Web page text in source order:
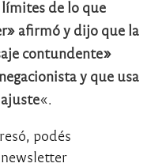
de lo que
afirmó y dijo que la
contundente»
y que usa
«.
podés